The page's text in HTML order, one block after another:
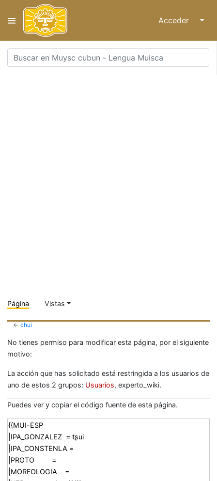
Acceder ↓
Página Vistas
←chui
No tienes permiso para modificar esta página, por el siguiente
motivo:
La acción que has solicitado está restringida a los usuarios de
uno de estos 2 grupos: Usuarios, experto_wiki.
Puedes ver y copiar el código fuente de esta página.